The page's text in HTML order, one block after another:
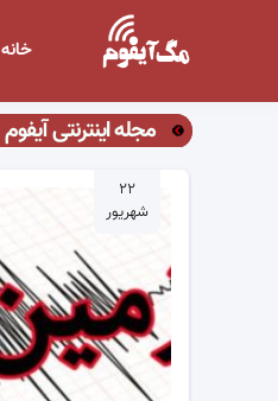
خانه
مجله اینترنتی آیفوم
۲۲
شهریور